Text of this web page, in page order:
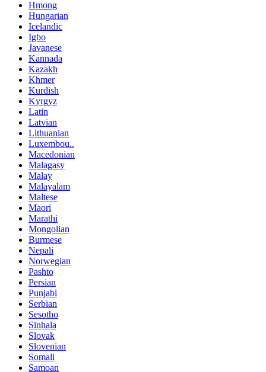
Hmong
Hungarian
Icelandic
Igbo
Javanese
Kannada
Kazakh
Khmer
Kurdish
Kyrgyz
Latin
Latvian
Lithuanian
Luxembou..
Macedonian
Malagasy
Malay
Malayalam
Maltese
Maori
Marathi
Mongolian
Burmese
Nepali
Norwegian
Pashto
Persian
Punjabi
Serbian
Sesotho
Sinhala
Slovak
Slovenian
Somali
Samoan